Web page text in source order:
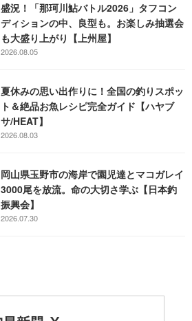
盛況！「那珂川鮎バトル2026」タフコン
ディションの中、良型も。お楽しみ抽選会
も大盛り上がり【上州屋】
2026.08.05
夏休みの思い出作りに！全国の釣りスポッ
ト＆絶品お魚レシピ完全ガイド【ハヤブ
サ/HEAT】
2026.08.03
岡山県玉野市の海岸で園児達とマコガレイ
3000尾を放流。命の大切さ学ぶ【日本釣
振興会】
2026.07.30